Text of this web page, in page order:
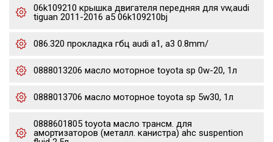
06k109210 крышка двигателя передняя для vw,audi
tiguan 2011-2016 a5 06k109210bj
086.320 прокладка гбц audi a1, a3 0.8mm/
0888013206 масло моторное toyota sp 0w-20, 1л
0888013706 масло моторное toyota sp 5w30, 1л
0888601805 toyota масло трансм. для
амортизаторов (металл. канистра) ahc suspention